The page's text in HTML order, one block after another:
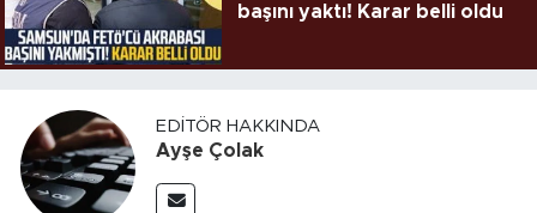
başını yaktı! Karar belli oldu
EDITÖR HAKKINDA
Ayşe Çolak